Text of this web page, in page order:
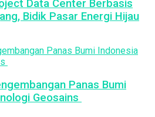
Data Center Berbasis
Bidik Pasar Energi Hijau
Panas Bumi
Geosains